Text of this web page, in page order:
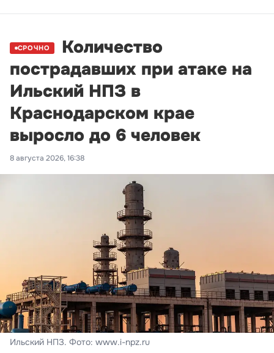
СРОЧНО
Количество
пострадавших при атаке на
Ильский НПЗ в
Краснодарском крае
выросло до 6 человек
8 августа 2026, 16:38
Ильский НПЗ. Фото: www.i-npz.ru